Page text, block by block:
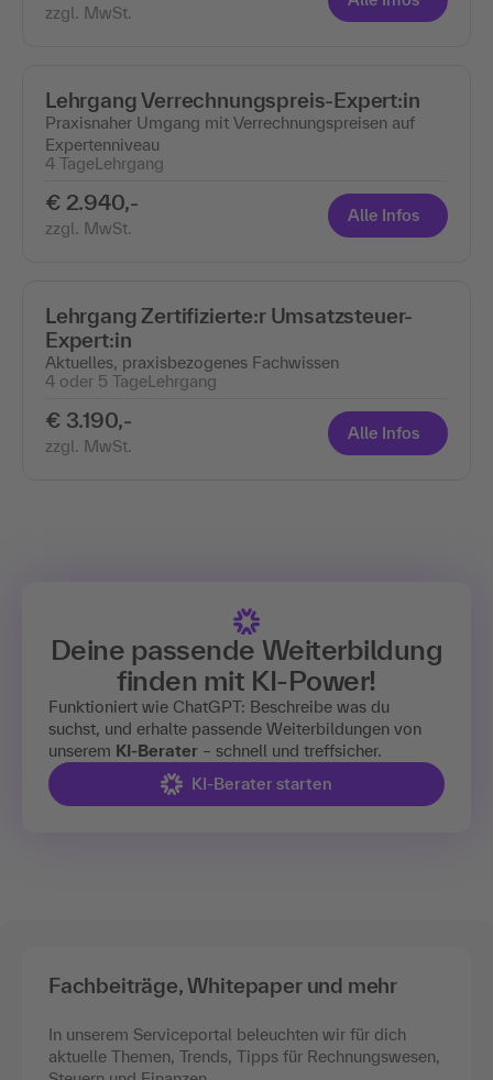
zzgl. MwSt.
Lehrgang Verrechnungspreis-Expert:in
Praxisnaher Umgang mit Verrechnungspreisen auf
Expertenniveau
4 TageLehrgang
€ 2.940,-
zzgl. MwSt.
Alle Infos
Lehrgang Zertifizierte:r Umsatzsteuer-
Expert:in
Aktuelles, praxisbezogenes Fachwissen
4 oder 5 TageLehrgang
€ 3.190,-
zzgl. MwSt.
Alle Infos
Deine passende Weiterbildung
finden mit KI-Power!
Funktioniert wie ChatGPT: Beschreibe was du
suchst, und erhalte passende Weiterbildungen von
unserem KI-Berater – schnell und treffsicher.
KI-Berater starten
Fachbeiträge, Whitepaper und mehr
In unserem Serviceportal beleuchten wir für dich
aktuelle Themen, Trends, Tipps für Rechnungswesen,